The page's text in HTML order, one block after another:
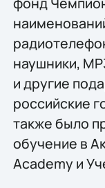
наушники,
и другие
российские
также было
обучение в
Academy и